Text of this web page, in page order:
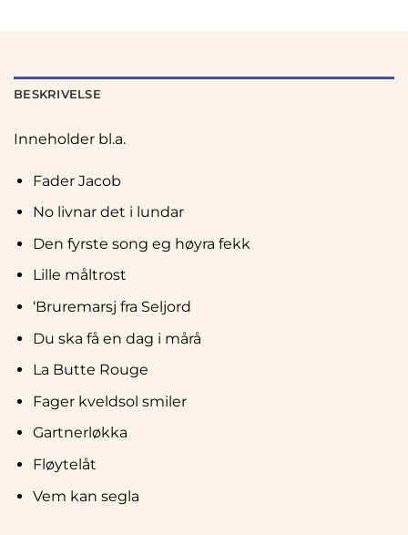
BESKRIVELSE
Inneholder bl.a.
Fader Jacob
No livnar det i lundar
Den fyrste song eg høyra fekk
Lille måltrost
‘Bruremarsj fra Seljord
Du ska få en dag i mårå
La Butte Rouge
Fager kveldsol smiler
Gartnerløkka
Fløytelåt
Vem kan segla